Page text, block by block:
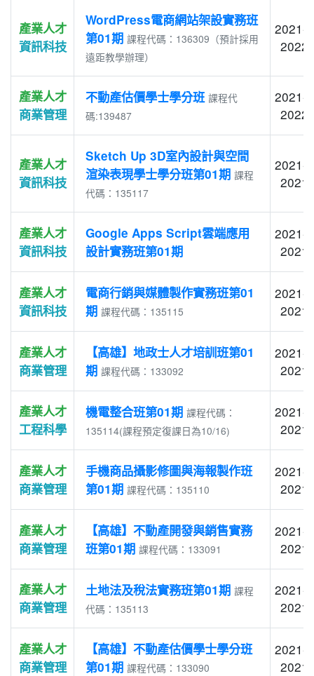
產業人才
資訊科技
WordPress電商網站架設實務班
第01期 課程代碼：136309（預計採用
遠距教學辦理）
2021-
產業人才
商業管理
不動產估價學士學分班 課程代
碼:139487
2021-
產業人才
資訊科技
Sketch Up 3D室內設計與空間
渲染表現學士學分班第01期 課程
代碼：135117
2021-
產業人才
資訊科技
Google Apps Script雲端應用
設計實務班第01期
2021-
產業人才
資訊科技
電商行銷與媒體製作實務班第01
期 課程代碼：135115
2021-
產業人才
商業管理
【高雄】地政士人才培訓班第01
期 課程代碼：133092
2021-
產業人才
工程科學
機電整合班第01期 課程代碼：
135114(課程預定復課日為10/16)
2021-
產業人才
商業管理
手機商品攝影修圖與海報製作班
第01期 課程代碼：135110
2021-
產業人才
商業管理
【高雄】不動產開發與銷售實務
班第01期 課程代碼：133091
2021-
產業人才
商業管理
土地法及稅法實務班第01期 課程
代碼：135113
2021-
產業人才
商業管理
【高雄】不動產估價學士學分班
第01期 課程代碼：133090
2021-